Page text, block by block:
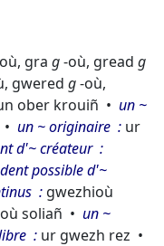
gra g-où, gread g
gwered g-où,
ober krouiñ
un ~
un ~ originaire
ur
d'~ créateur
possible d'~
gwezhioù
soliañ
un ~
ur gwezh rez